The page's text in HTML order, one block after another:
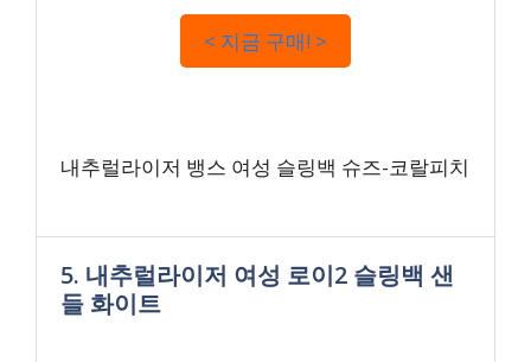
< 지금 구매! >
내추럴라이저 뱅스 여성 슬링백 슈즈-코랄피치
5. 내추럴라이저 여성 로이2 슬링백 샌
들 화이트